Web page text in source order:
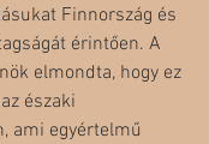
Finnország és
érintően. A
elmondta, hogy ez
északi
ami egyértelmű